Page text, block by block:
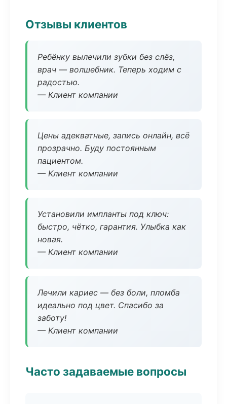
Отзывы клиентов
Ребёнку вылечили зубки без слёз,
врач — волшебник. Теперь ходим с
радостью.
— Клиент компании
Цены адекватные, запись онлайн, всё
прозрачно. Буду постоянным
пациентом.
— Клиент компании
Установили импланты под ключ:
быстро, чётко, гарантия. Улыбка как
новая.
— Клиент компании
Лечили кариес — без боли, пломба
идеально под цвет. Спасибо за
заботу!
— Клиент компании
Часто задаваемые вопросы